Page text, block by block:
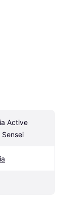
Active
Sensei